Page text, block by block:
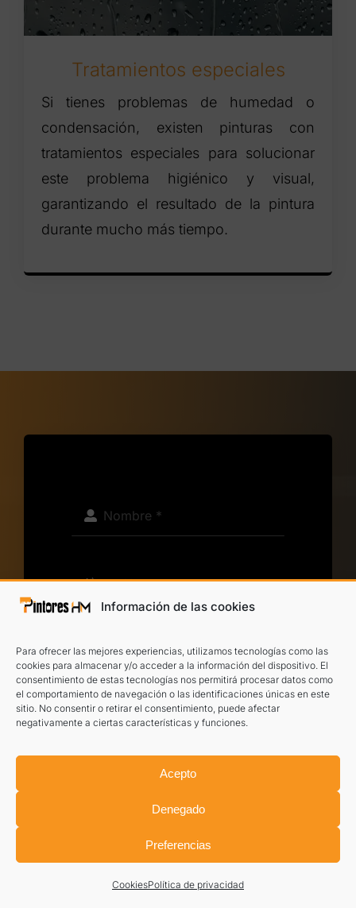
Información de las cookies
Para ofrecer las mejores experiencias, utilizamos tecnologías como las
cookies para almacenar y/o acceder a la información del dispositivo. El
consentimiento de estas tecnologías nos permitirá procesar datos como
el comportamiento de navegación o las identificaciones únicas en este
sitio. No consentir o retirar el consentimiento, puede afectar
negativamente a ciertas características y funciones.
Acepto
Denegado
Preferencias
CookiesPolítica de privacidad
Tratamientos especiales
Si tienes problemas de humedad o
condensación, existen pinturas con
tratamientos especiales para solucionar
este problema higiénico y visual,
garantizando el resultado de la pintura
durante mucho más tiempo.
TE LLAMAMOS
PRESUPUESTO DE
PINTORES EN MOIÀ